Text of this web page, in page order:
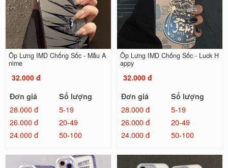
Ốp Lưng IMD Chống Sốc - Mẫu A
nime
32.000 đ
Đơn giá
Số lượng
28.000 đ
5-19
26.000 đ
20-49
24.000 đ
50-100
Ốp Lưng IMD Chống Sốc - Luck H
appy
32.000 đ
Đơn giá
Số lượng
28.000 đ
5-19
26.000 đ
20-49
24.000 đ
50-100